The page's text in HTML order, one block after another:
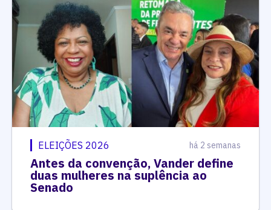
ELEIÇÕES 2026 há 2 semanas
Antes da convenção, Vander define
duas mulheres na suplência ao
Senado